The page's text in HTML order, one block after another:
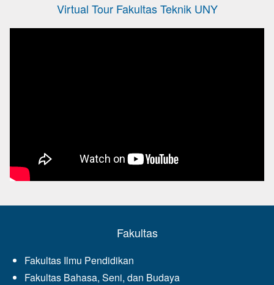
Virtual Tour Fakultas Teknik UNY
Fakultas
Fakultas Ilmu Pendidikan
Fakultas Bahasa, Seni, dan Budaya